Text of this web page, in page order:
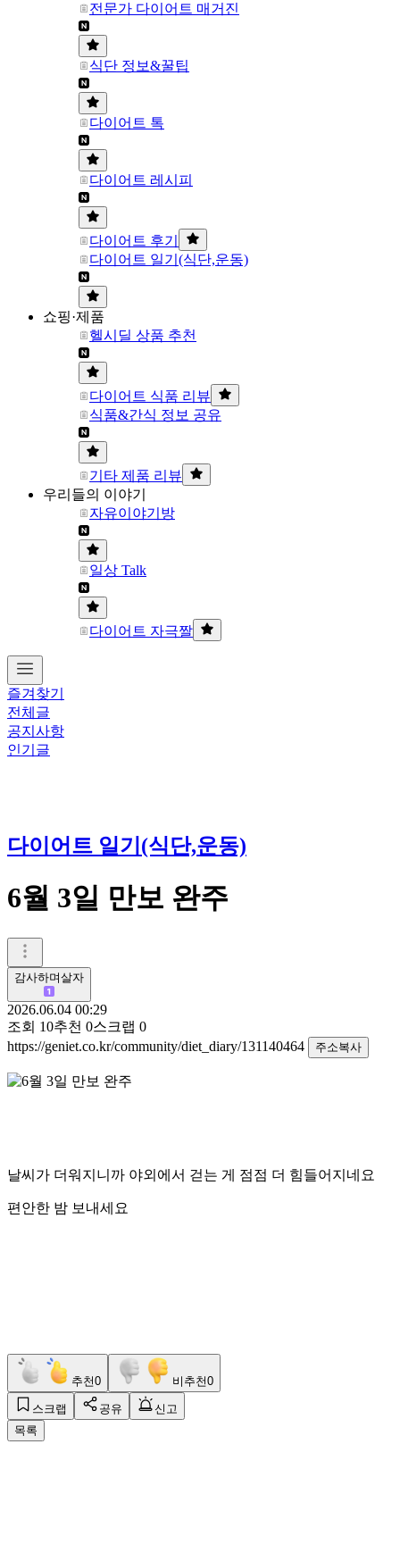
전문가 다이어트 매거진
식단 정보&꿀팁
다이어트 톡
다이어트 레시피
다이어트 후기
다이어트 일기(식단,운동)
쇼핑·제품
헬시딜 상품 추천
다이어트 식품 리뷰
식품&간식 정보 공유
기타 제품 리뷰
우리들의 이야기
자유이야기방
일상 Talk
다이어트 자극짤
즐겨찾기
전체글
공지사항
인기글
다이어트 일기(식단,운동)
6월 3일 만보 완주
감사하며살자
2026.06.04 00:29
조회 10추천 0스크랩 0
https://geniet.co.kr/community/diet_diary/131140464
주소복사
날씨가 더워지니까 야외에서 걷는 게 점점 더 힘들어지네요
편안한 밤 보내세요
추천0 비추천0
스크랩 공유
신고
목록